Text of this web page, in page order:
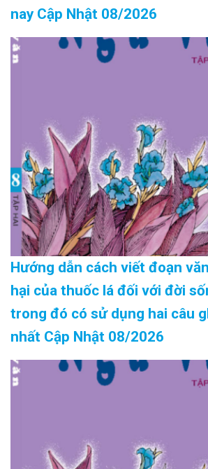
nay Cập Nhật 08/2026
Hướng dẫn cách viết đoạn
hại của thuốc lá đối với đời
trong đó có sử dụng hai câu
nhất Cập Nhật 08/2026